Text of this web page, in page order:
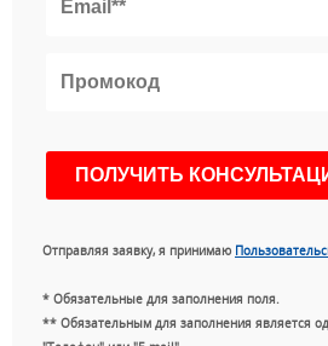
Отправляя заявку, я принимаю
* Обязательные для заполнения поля.
** Обязательным для заполнения является